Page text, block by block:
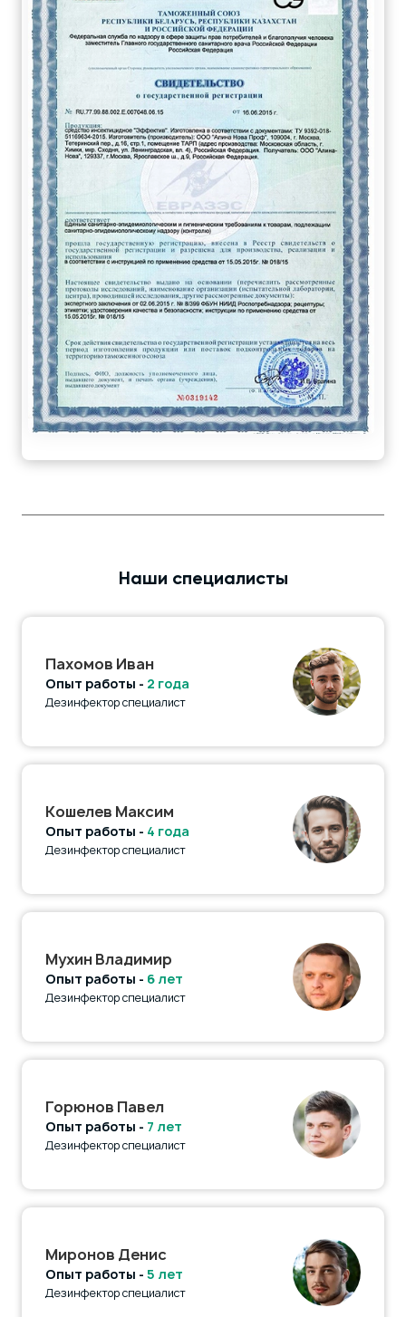
Наши специалисты
Пахомов Иван
Опыт работы - 2 года
Дезинфектор специалист
Кошелев Максим
Опыт работы - 4 года
Дезинфектор специалист
Мухин Владимир
Опыт работы - 6 лет
Дезинфектор специалист
Горюнов Павел
Опыт работы - 7 лет
Дезинфектор специалист
Миронов Денис
Опыт работы - 5 лет
Дезинфектор специалист